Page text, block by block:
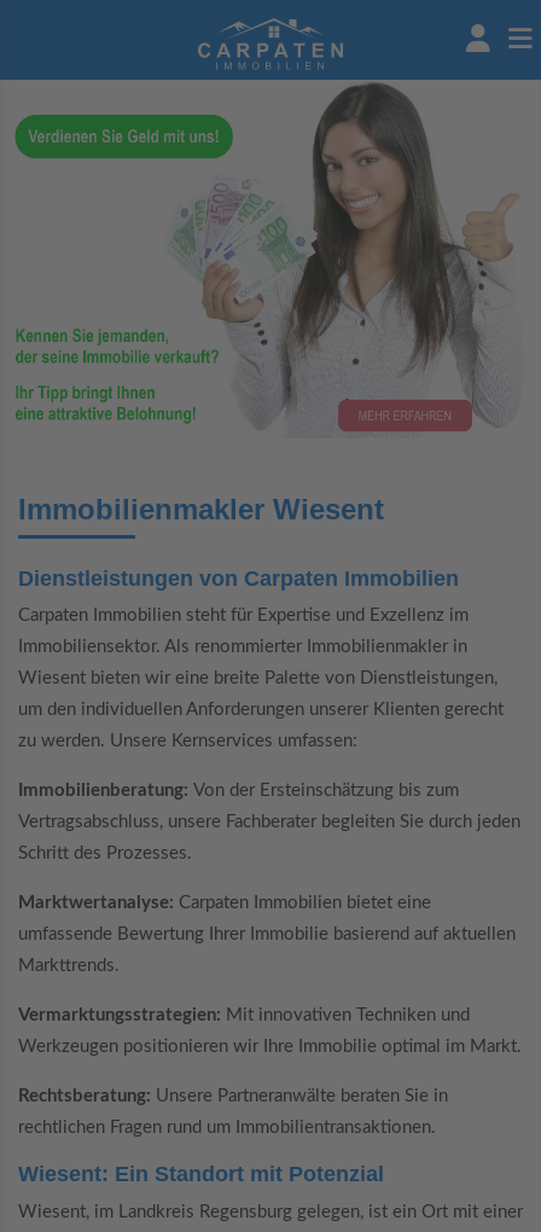
Immobilienmakler Wiesent
Dienstleistungen von Carpaten Immobilien
Carpaten Immobilien steht für Expertise und Exzellenz im
Immobiliensektor. Als renommierter Immobilienmakler in
Wiesent bieten wir eine breite Palette von Dienstleistungen,
um den individuellen Anforderungen unserer Klienten gerecht
zu werden. Unsere Kernservices umfassen:
Immobilienberatung: Von der Ersteinschätzung bis zum
Vertragsabschluss, unsere Fachberater begleiten Sie durch jeden
Schritt des Prozesses.
Marktwertanalyse: Carpaten Immobilien bietet eine
umfassende Bewertung Ihrer Immobilie basierend auf aktuellen
Markttrends.
Vermarktungsstrategien: Mit innovativen Techniken und
Werkzeugen positionieren wir Ihre Immobilie optimal im Markt.
Rechtsberatung: Unsere Partneranwälte beraten Sie in
rechtlichen Fragen rund um Immobilientransaktionen.
Wiesent: Ein Standort mit Potenzial
Wiesent, im Landkreis Regensburg gelegen, ist ein Ort mit einer